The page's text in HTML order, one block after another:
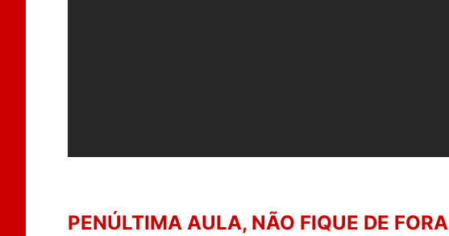
PENÚLTIMA AULA, NÃO FIQUE DE FORA